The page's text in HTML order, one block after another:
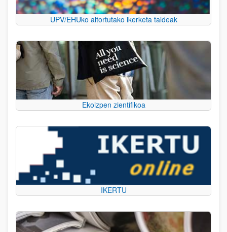
UPV/EHUko aitortutako ikerketa taldeak
Ekoizpen zientifikoa
IKERTU